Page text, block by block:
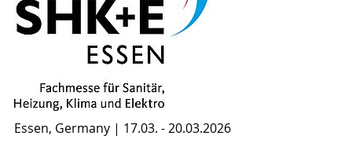
Essen, Germany | 17.03. - 20.03.2026